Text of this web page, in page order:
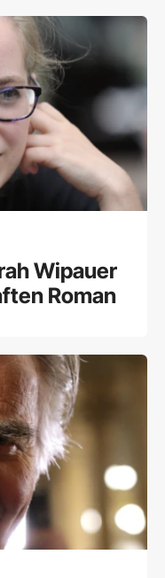
Wipauer
Roman